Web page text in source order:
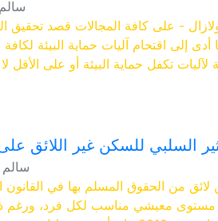
- على كافة المجالات قصد تحقيق
إلى اقتحام آليات حماية البيئة
تكفل حماية البيئة أو على الأقل لا
يسمح لهذه المشاريع بالاستمرارية
توفير الآليات القانونية الكفيلة
البيئية والتنمية المستدامة،
هذا القطاع وتؤثر سلباً على برامج
التنمية المحلية المستدامة وتسعى
لتوفير سكن لائق ومستدام أم
السلبي للسكن غير اللائق
سالم
من الحقوق المسلم بها في القانون
معيشي مناسب لكل فرد، ورغم